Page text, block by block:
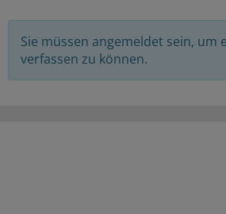
Sie müssen angemeldet sein, um
verfassen zu können.